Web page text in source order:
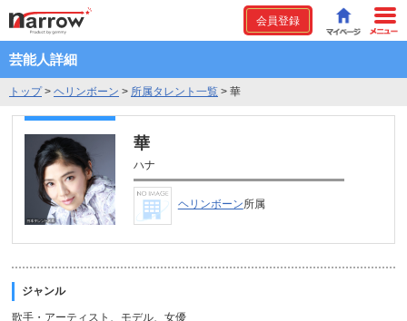
会員登録
芸能人詳細
トップ> ヘリンボーン > 所属タレント一覧 > 華
華
ハナ
ヘリンボーン所属
ジャンル
歌手・アーティスト、モデル、女優